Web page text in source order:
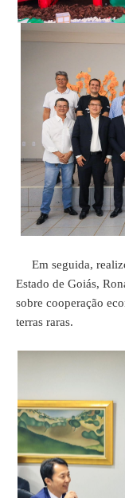
Em seguida,
Estado de Goiás,
sobre cooperação
terras raras.